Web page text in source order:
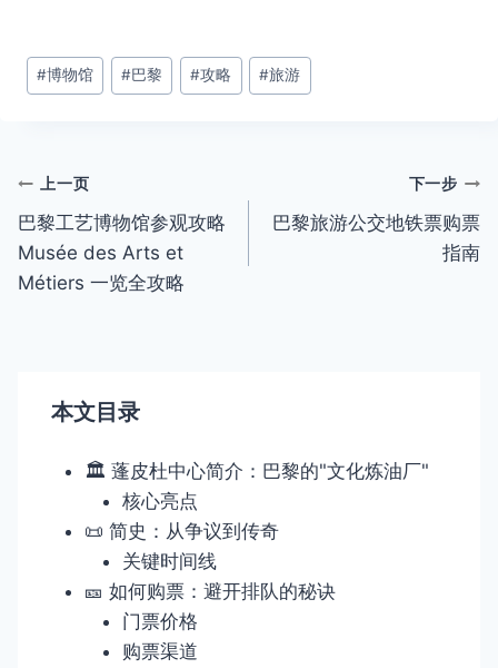
文
章
#博物馆 #巴黎 #攻略 #旅游
文
章
导
上一页
巴黎工艺博物馆参观攻略
Musée des Arts et
Métiers 一览全攻略
下一步
巴黎旅游公交地铁票购票
指南
本文目录
🏛️ 蓬皮杜中心简介：巴黎的"文化炼油厂"
核心亮点
📜 简史：从争议到传奇
关键时间线
🎫 如何购票：避开排队的秘诀
门票价格
购票渠道